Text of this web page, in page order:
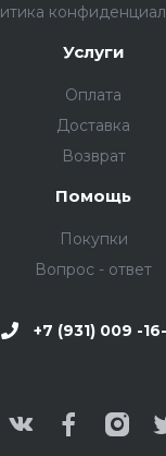
Услуги
Оплата
Доставка
Возврат
Помощь
Покупки
Вопрос - ответ
+7 (931) 009 -